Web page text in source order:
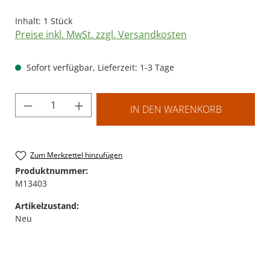
Inhalt: 1 Stück
Preise inkl. MwSt. zzgl. Versandkosten
Sofort verfügbar, Lieferzeit: 1-3 Tage
Produkt Anzahl: Gib den gewünschten
IN DEN WARENKORB
Zum Merkzettel hinzufügen
Produktnummer:
M13403
Artikelzustand:
Neu